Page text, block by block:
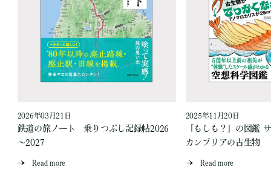
2026年03月21日
鉄道の旅ノート 乗りつぶし記録帖2026
～2027
Read more
2025年11月20日
「もしも？」の図鑑
カンブリアの古生物
Read more